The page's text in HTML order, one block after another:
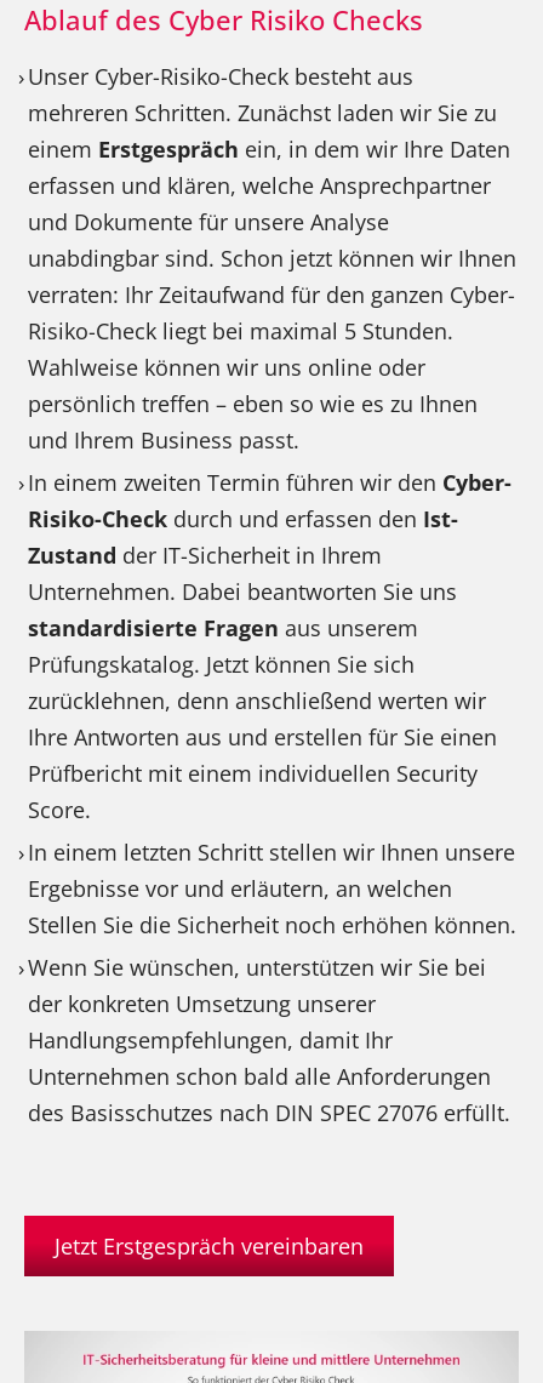
Ablauf des Cyber Risiko Checks
Unser Cyber-Risiko-Check besteht aus
mehreren Schritten. Zunächst laden wir Sie zu
einem Erstgespräch ein, in dem wir Ihre Daten
erfassen und klären, welche Ansprechpartner
und Dokumente für unsere Analyse
unabdingbar sind. Schon jetzt können wir Ihnen
verraten: Ihr Zeitaufwand für den ganzen Cyber-
Risiko-Check liegt bei maximal 5 Stunden.
Wahlweise können wir uns online oder
persönlich treffen – eben so wie es zu Ihnen
und Ihrem Business passt.
In einem zweiten Termin führen wir den Cyber-
Risiko-Checkdurch und erfassen den Ist-
Zustand der IT-Sicherheit in Ihrem
Unternehmen. Dabei beantworten Sie uns
standardisierte Fragen aus unserem
Prüfungskatalog. Jetzt können Sie sich
zurücklehnen, denn anschließend werten wir
Ihre Antworten aus und erstellen für Sie einen
Prüfbericht mit einem individuellen Security
Score.
In einem letzten Schritt stellen wir Ihnen unsere
Ergebnisse vor und erläutern, an welchen
Stellen Sie die Sicherheit noch erhöhen können.
Wenn Sie wünschen, unterstützen wir Sie bei
der konkreten Umsetzung unserer
Handlungsempfehlungen, damit Ihr
Unternehmen schon bald alle Anforderungen
des Basisschutzes nach DIN SPEC 27076 erfüllt.
Jetzt Erstgespräch vereinbaren